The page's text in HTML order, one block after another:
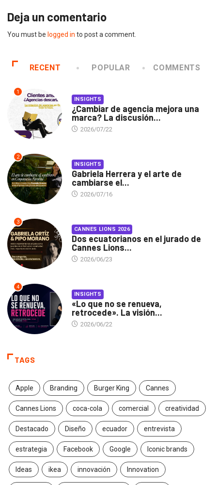
Deja un comentario
You must be logged in to post a comment.
RECENT POPULAR COMMENTS
1
INSIGHTS
¿Cambiar de agencia mejora una
marca? La discusión...
2026/07/22
2
INSIGHTS
Gabriela Herrera y el arte de
cambiarse el...
2026/07/16
3
CANNES LIONS 2026
Dos ecuatorianos en el jurado de
Cannes Lions...
2026/06/23
4
INSIGHTS
«Lo que no se renueva,
retrocede». La visión...
2026/06/22
TAGS
Apple Branding Burger King Cannes
Cannes Lions coca-cola comercial creatividad
Destacado Diseño ecuador entrevista
estrategia Facebook Google Iconic brands
Ideas ikea innovación Innovation